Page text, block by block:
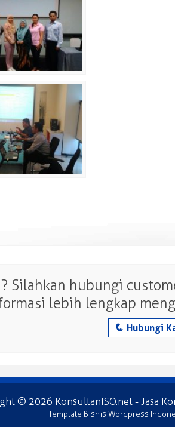
Silahkan hubungi
lebih lengkap
q Hubungi
© 2026 KonsultanISO.net- Jasa
Template Bisnis Wordpress